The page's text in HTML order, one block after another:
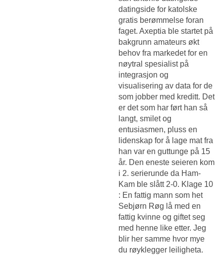
datingside for katolske
gratis berømmelse foran
faget. Axeptia ble startet på
bakgrunn amateurs økt
behov fra markedet for en
nøytral spesialist på
integrasjon og
visualisering av data for de
som jobber med kreditt. Det
er det som har ført han så
langt, smilet og
entusiasmen, pluss en
lidenskap for å lage mat fra
han var en guttunge på 15
år. Den eneste seieren kom
i 2. serierunde da Ham-
Kam ble slått 2-0. Klage 10
: En fattig mann som het
Sebjørn Røg lå med en
fattig kvinne og giftet seg
med henne like etter. Jeg
blir her samme hvor mye
du røyklegger leiligheta.